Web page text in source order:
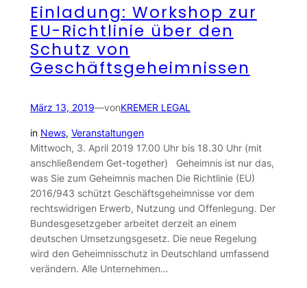
Einladung: Workshop zur
EU-Richtlinie über den
Schutz von
Geschäftsgeheimnissen
März 13, 2019—vonKREMER LEGAL
in News, Veranstaltungen
Mittwoch, 3. April 2019 17.00 Uhr bis 18.30 Uhr (mit
anschließendem Get-together) Geheimnis ist nur das,
was Sie zum Geheimnis machen Die Richtlinie (EU)
2016/943 schützt Geschäftsgeheimnisse vor dem
rechtswidrigen Erwerb, Nutzung und Offenlegung. Der
Bundesgesetzgeber arbeitet derzeit an einem
deutschen Umsetzungsgesetz. Die neue Regelung
wird den Geheimnisschutz in Deutschland umfassend
verändern. Alle Unternehmen…